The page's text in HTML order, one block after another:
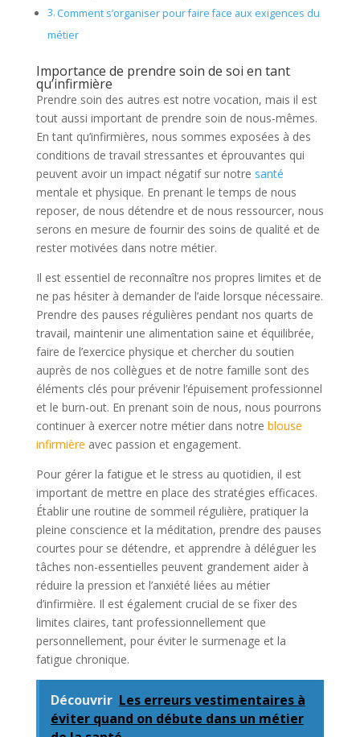
Comment s’organiser pour faire face aux exigences du
métier
Importance de prendre soin de soi en tant
qu’infirmière
Prendre soin des autres est notre vocation, mais il est
tout aussi important de prendre soin de nous-mêmes.
En tant qu’infirmières, nous sommes exposées à des
conditions de travail stressantes et éprouvantes qui
peuvent avoir un impact négatif sur notre santé
mentale et physique. En prenant le temps de nous
reposer, de nous détendre et de nous ressourcer, nous
serons en mesure de fournir des soins de qualité et de
rester motivées dans notre métier.
Il est essentiel de reconnaître nos propres limites et de
ne pas hésiter à demander de l’aide lorsque nécessaire.
Prendre des pauses régulières pendant nos quarts de
travail, maintenir une alimentation saine et équilibrée,
faire de l’exercice physique et chercher du soutien
auprès de nos collègues et de notre famille sont des
éléments clés pour prévenir l’épuisement professionnel
et le burn-out. En prenant soin de nous, nous pourrons
continuer à exercer notre métier dans notre blouse
infirmière avec passion et engagement.
Pour gérer la fatigue et le stress au quotidien, il est
important de mettre en place des stratégies efficaces.
Établir une routine de sommeil régulière, pratiquer la
pleine conscience et la méditation, prendre des pauses
courtes pour se détendre, et apprendre à déléguer les
tâches non-essentielles peuvent grandement aider à
réduire la pression et l’anxiété liées au métier
d’infirmière. Il est également crucial de se fixer des
limites claires, tant professionnellement que
personnellement, pour éviter le surmenage et la
fatigue chronique.
Découvrir Les erreurs vestimentaires à
éviter quand on débute dans un métier